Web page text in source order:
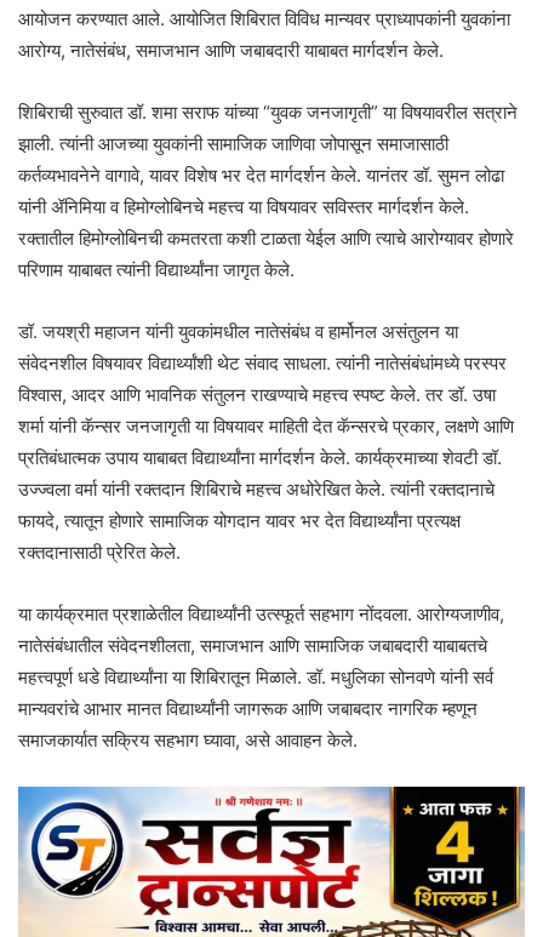
आयोजन करण्यात आले. आयोजित शिबिरात विविध मान्यवर प्राध्यापकांनी युवकांना
आरोग्य, नातेसंबंध, समाजभान आणि जबाबदारी याबाबत मार्गदर्शन केले.
शिबिराची सुरुवात डॉ. शमा सराफ यांच्या “युवक जनजागृती” या विषयावरील सत्राने
झाली. त्यांनी आजच्या युवकांनी सामाजिक जाणिवा जोपासून समाजासाठी
कर्तव्यभावनेने वागावे, यावर विशेष भर देत मार्गदर्शन केले. यानंतर डॉ. सुमन लोढा
यांनी ॲनिमिया व हिमोग्लोबिनचे महत्त्व या विषयावर सविस्तर मार्गदर्शन केले.
रक्तातील हिमोग्लोबिनची कमतरता कशी टाळता येईल आणि त्याचे आरोग्यावर होणारे
परिणाम याबाबत त्यांनी विद्यार्थ्यांना जागृत केले.
डॉ. जयश्री महाजन यांनी युवकांमधील नातेसंबंध व हार्मोनल असंतुलन या
संवेदनशील विषयावर विद्यार्थ्यांशी थेट संवाद साधला. त्यांनी नातेसंबंधांमध्ये परस्पर
विश्वास, आदर आणि भावनिक संतुलन राखण्याचे महत्त्व स्पष्ट केले. तर डॉ. उषा
शर्मा यांनी कॅन्सर जनजागृती या विषयावर माहिती देत कॅन्सरचे प्रकार, लक्षणे आणि
प्रतिबंधात्मक उपाय याबाबत विद्यार्थ्यांना मार्गदर्शन केले. कार्यक्रमाच्या शेवटी डॉ.
उज्ज्वला वर्मा यांनी रक्तदान शिबिराचे महत्त्व अधोरेखित केले. त्यांनी रक्तदानाचे
फायदे, त्यातून होणारे सामाजिक योगदान यावर भर देत विद्यार्थ्यांना प्रत्यक्ष
रक्तदानासाठी प्रेरित केले.
या कार्यक्रमात प्रशाळेतील विद्यार्थ्यांनी उत्स्फूर्त सहभाग नोंदवला. आरोग्यजाणीव,
नातेसंबंधातील संवेदनशीलता, समाजभान आणि सामाजिक जबाबदारी याबाबतचे
महत्त्वपूर्ण धडे विद्यार्थ्यांना या शिबिरातून मिळाले. डॉ. मधुलिका सोनवणे यांनी सर्व
मान्यवरांचे आभार मानत विद्यार्थ्यांनी जागरूक आणि जबाबदार नागरिक म्हणून
समाजकार्यात सक्रिय सहभाग घ्यावा, असे आवाहन केले.